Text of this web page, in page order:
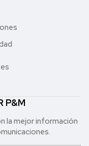
P&M
la mejor in formación